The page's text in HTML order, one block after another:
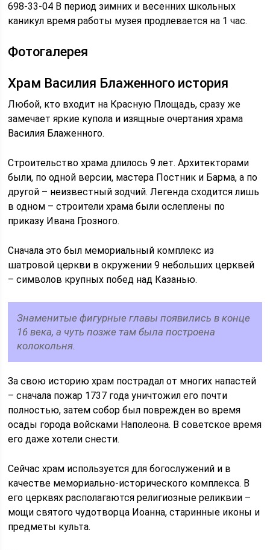
698-33-04 В период зимних и весенних школьных
каникул время работы музея продлевается на 1 час.
Фотогалерея
Храм Василия Блаженного история
Любой, кто входит на Красную Площадь, сразу же
замечает яркие купола и изящные очертания храма
Василия Блаженного.
Строительство храма длилось 9 лет. Архитекторами
были, по одной версии, мастера Постник и Барма, а по
другой – неизвестный зодчий. Легенда сходится лишь
в одном – строители храма были ослеплены по
приказу Ивана Грозного.
Сначала это был мемориальный комплекс из
шатровой церкви в окружении 9 небольших церквей
– символов крупных побед над Казанью.
Знаменитые фигурные главы появились в конце
16 века, а чуть позже там была построена
колокольня.
За свою историю храм пострадал от многих напастей
– сначала пожар 1737 года уничтожил его почти
полностью, затем собор был поврежден во время
осады города войсками Наполеона. В советское время
его даже хотели снести.
Сейчас храм используется для богослужений и в
качестве мемориально-исторического комплекса. В
его церквях располагаются религиозные реликвии –
мощи святого чудотворца Иоанна, старинные иконы и
предметы культа.